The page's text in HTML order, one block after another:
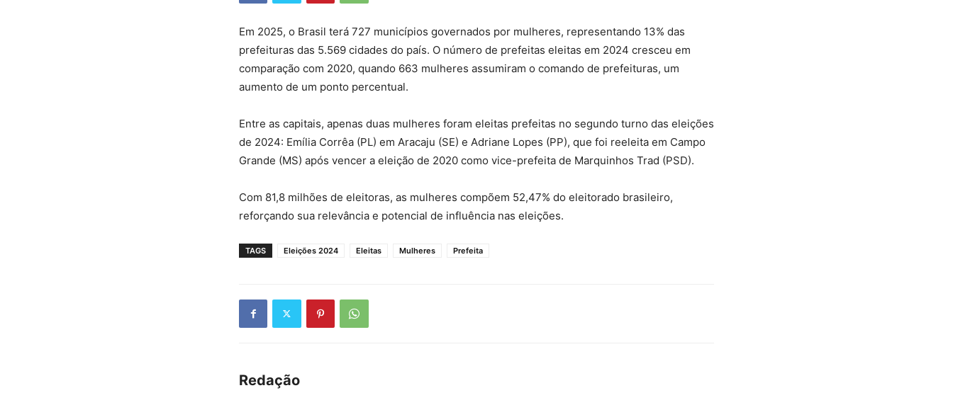
Em 2025, o Brasil terá 727 municípios governados por mulheres, representando 13% das
prefeituras das 5.569 cidades do país. O número de prefeitas eleitas em 2024 cresceu em
comparação com 2020, quando 663 mulheres assumiram o comando de prefeituras, um
aumento de um ponto percentual.
Entre as capitais, apenas duas mulheres foram eleitas prefeitas no segundo turno das eleições
de 2024: Emília Corrêa (PL) em Aracaju (SE) e Adriane Lopes (PP), que foi reeleita em Campo
Grande (MS) após vencer a eleição de 2020 como vice-prefeita de Marquinhos Trad (PSD).
Com 81,8 milhões de eleitoras, as mulheres compõem 52,47% do eleitorado brasileiro,
reforçando sua relevância e potencial de influência nas eleições.
TAGS Eleições 2024 Eleitas Mulheres Prefeita
Redação